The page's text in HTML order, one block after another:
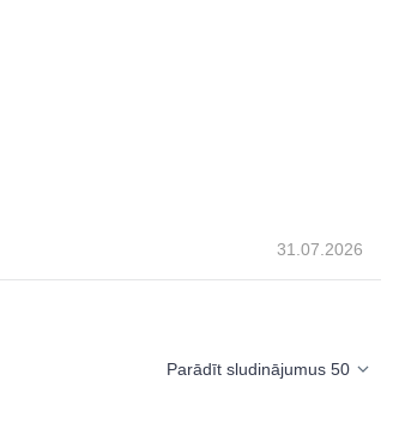
31.07.2026
Parādīt sludinājumus 50